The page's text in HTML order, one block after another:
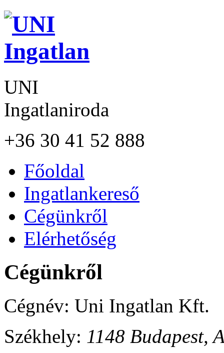
UNI
Ingatlaniroda
+36 30 41 52 888
Főoldal
Ingatlankereső
Cégünkről
Elérhetőség
Cégünkről
Cégnév: Uni Ingatlan Kft.
Székhely: 1148 Budapest,